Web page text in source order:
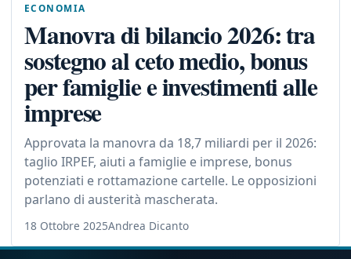
ECONOMIA
Manovra di bilancio 2026: tra
sostegno al ceto medio, bonus
per famiglie e investimenti alle
imprese
Approvata la manovra da 18,7 miliardi per il 2026:
taglio IRPEF, aiuti a famiglie e imprese, bonus
potenziati e rottamazione cartelle. Le opposizioni
parlano di austerità mascherata.
18 Ottobre 2025Andrea Dicanto